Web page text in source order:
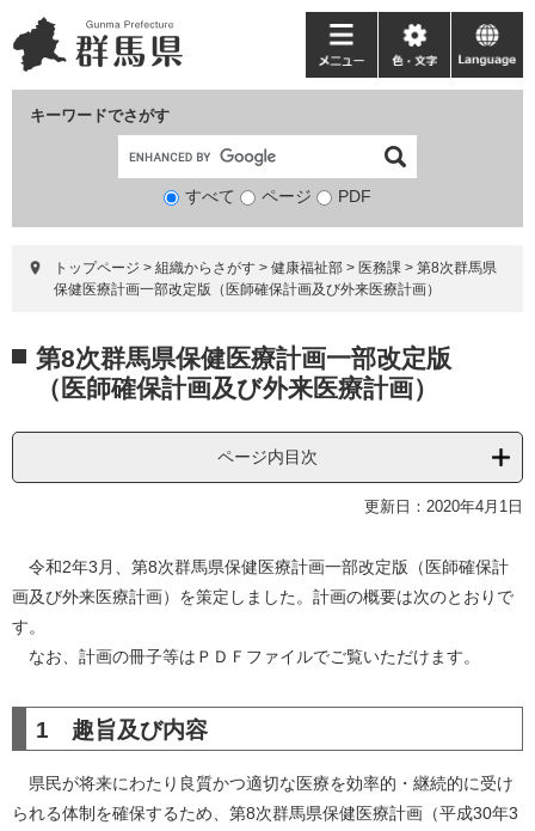
ー
ジ
ニ
ュ
て
キーワードでさがす
検
象
すべて ページ PDF
メ
ニ
ー
色・
文
language
トップページ > 組織からさがす > 健康福祉部 > 医務課 > 第8次群馬県
保健医療計画一部改定版（医師確保計画及び外来医療計画）
文 第8次群馬県保健医療計画一部改定版
（医師確保計画及び外来医療計画）
ページ内目次
更新日：2020年4月1日
令和2年3月、第8次群馬県保健医療計画一部改定版（医師確保計
画及び外来医療計画）を策定しました。計画の概要は次のとおりで
す。
なお、計画の冊子等はＰＤＦファイルでご覧いただけます。
1 趣旨及び内容
県民が将来にわたり良質かつ適切な医療を効率的・継続的に受け
られる体制を確保するため、第8次群馬県保健医療計画（平成30年3